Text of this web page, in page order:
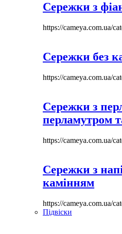
Сережки з
https://cameya.com.ua/
Сережки без
https://cameya.com.ua/
Сережки з
перламутром
https://cameya.com.ua/
Сережки з
камінням
https://cameya.com.ua/
Підвіски